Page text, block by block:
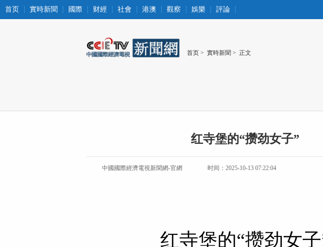
首页 實時新聞 國際 财經 社會 港澳 觀察 娛樂 評論
首页 > 實時新聞 > 正文
红寺堡的“攒劲女子”
中國國際經濟電視新聞網-官網 时间：2025-10-13 07:22:04
红寺堡的“攒劲女子